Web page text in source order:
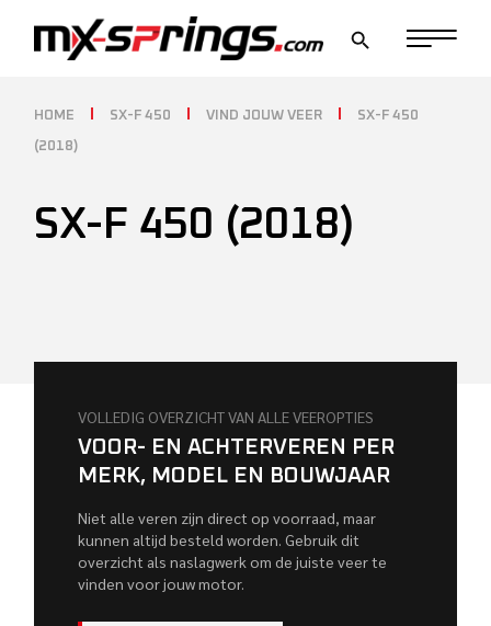
HOME SX-F 450 VIND JOUW VEER SX-F 450
(2018)
SX-F 450 (2018)
VOLLEDIG OVERZICHT VAN ALLE VEEROPTIES
VOOR- EN ACHTERVEREN PER
MERK, MODEL EN BOUWJAAR
Niet alle veren zijn direct op voorraad, maar
kunnen altijd besteld worden. Gebruik dit
overzicht als naslagwerk om de juiste veer te
vinden voor jouw motor.